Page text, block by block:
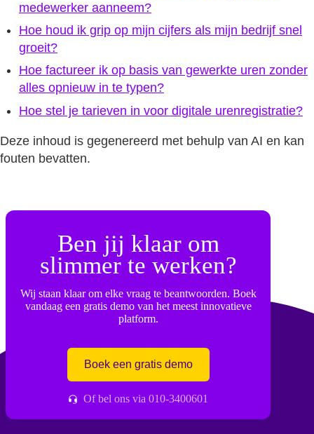
medewerker aanneem?
Hoe houd ik grip op mijn cijfers als mijn bedrijf snel
groeit?
Hoe factureer ik op basis van gewerkte uren zonder
alles opnieuw in te typen?
Hoe stel je tarieven in voor digitale urenregistratie?
Deze inhoud is gegenereerd met behulp van AI en kan
fouten bevatten.
Ben jij klaar om
slimmer te werken?
Wij staan klaar om elke vraag te beantwoorden. Boek
vandaag een gratis demo van het meest innovatieve
platform.
Boek een gratis demo
Of bel ons via 010-3400601